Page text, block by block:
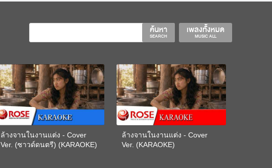
เพลงทั้งหมด
MUSIC ALL
ค้นหา
SEARCH
ล้างจานในงานแต่ง - Cover
Ver. (ซาวด์ดนตรี) (KARAOKE)
ล้างจานในงานแต่ง - Cover
Ver. (KARAOKE)